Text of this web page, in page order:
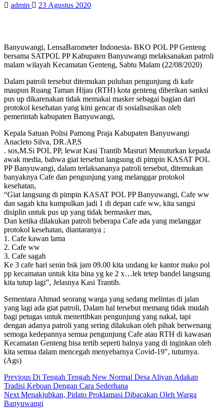
admin 23 Agustus 2020
Banyuwangi, LensaBarometer Indonesia- BKO POL PP Genteng
bersama SATPOL PP Kabupaten Banyuwangi melaksanakan patroli
malam wilayah Kecamatan Genteng, Sabtu Malam (22/08/2020)
Dalam patroli tersebut ditemukan puluhan pengunjung di kafe
maupun Ruang Taman Hijau (RTH) kota genteng diberikan sanksi
pus up dikarenakan tidak memakai masker sebagai bagian dari
protokol kesehatan yang kini gencar di sosialisasikan oleh
pemerintah kabupaten Banyuwangi,
Kepala Satuan Polisi Pamong Praja Kabupaten Banyuwangi
Anacleto Silva, DR.AP,S
. sos,M.Si POL PP, lewat Kasi Trantib Masruri Menuturkan kepada
awak media, bahwa giat tersebut langsung di pimpin KASAT POL
PP Banyuwangi, dalam terlaksananya patroli tersebut, ditemukan
banyaknya Cafe dan pengunjung yang melanggar protokol
kesehatan,
“Giat langsung di pimpin KASAT POL PP Banyuwangi, Cafe ww
dan sagah kita kumpulkan jadi 1 di depan cafe ww, kita sangsi
disiplin untuk pus up yang tidak bermasker mas,
Dan ketika dilakukan patroli beberapa Cafe ada yang melanggar
protokol kesehatan, diantaranya ;
1. Cafe kawan lama
2. Cafe ww
3. Cafe sagah
Ke 3 cafe hari senin bsk jam 09.00 kita undang ke kantor mako pol
pp kecamatan untuk kita bina yg ke 2 x…lek tetep bandel langsung
kita tutup lagi”, Jelasnya Kasi Trantib.
Sementara Ahmad seorang warga yang sedang melintas di jalan
yang lagi ada giat patroli, Dalam hal tersebut memang tidak mudah
bagi petugas untuk menertibkan pengunjung yang nakal, tapi
dengan adanya patroli yang sering dilakukan oleh pihak berwenang
semoga kedepannya semua pengunjung Cafe atau RTH di kawasan
Kecamatan Genteng bisa tertib seperti halnya yang di inginkan oleh
kita semua dalam mencegah menyebarnya Covid-19″, tuturnya.
(Ags)
Continue
Reading
Previous Di Tengah Tengah New Normal Desa Aliyan Adakan
Tradisi Keboan Dengan Cara Sederhana
Next Menakjubkan, Pidato Proklamasi Dibacakan Oleh Warga
Banyuwangi